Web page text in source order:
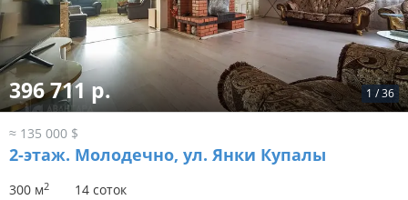
1 /36
396 711 р.
≈ 135 000 $
2-этаж. Молодечно, ул. Янки Купалы
300 м2 14 соток